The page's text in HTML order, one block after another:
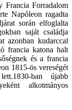
Forradalom
Napóleon ragadta
során elfoglalta
saját családja
azonban kudarccal
francia katona halt
és a francia
1815-ös vereségét
ban újabb
alkotmányos